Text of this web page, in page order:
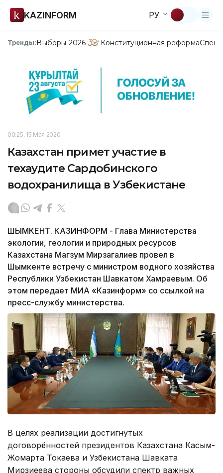
KAZINFORM РУ
Тренды:Выборы-2026 Конституционная реформа
00:25, 15 Мая 2020
Казахстан примет участие в
техаудите Сардобинского
водохранилища в Узбекистане
ШЫМКЕНТ. КАЗИНФОРМ - Глава Министерства
экологии, геологии и природных ресурсов
Казахстана Магзум Мирзагалиев провел в
Шымкенте встречу с министром водного хозяйства
Республики Узбекистан Шавкатом Хамраевым. Об
этом передает МИА «Казинформ» со ссылкой на
пресс-службу министерства.
В целях реализации достигнутых
договорённостей президентов Казахстана Касым-
Жомарта Токаева и Узбекистана Шавката
Мирзиеева стороны обсудили спектр важных